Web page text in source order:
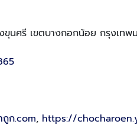
นศรี เขตบางกอกน้อย กรุงเทพ
ถูก.com, https://